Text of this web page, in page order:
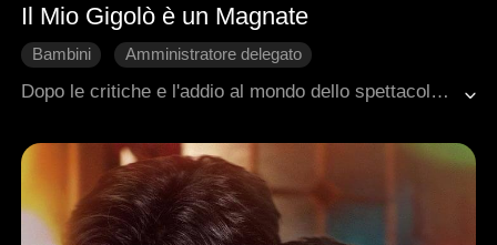
Il Mio Gigolò è un Magnate
Bambini
Amministratore delegato
Dolcezza
Romanzo sentimentale moderno
Dopo le critiche e l'addio al mondo dello spettacolo per via degli haters online, è tornata più famosa che mai… con suo figlio! Scopri come ha segretamente sposato il CEO e riconquistato il successo, in dolce compagnia del suo bimbo adorabile!